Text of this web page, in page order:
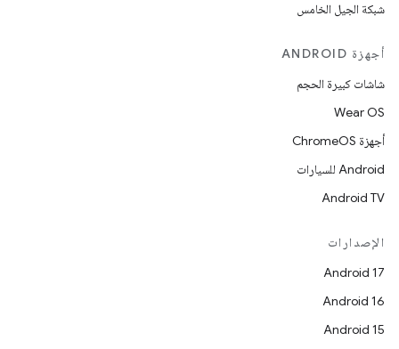
شبكة الجيل الخامس
أجهزة ANDROID
شاشات كبيرة الحجم
Wear OS
أجهزة ChromeOS
Android للسيارات
Android TV
الإصدارات
Android 17
Android 16
Android 15